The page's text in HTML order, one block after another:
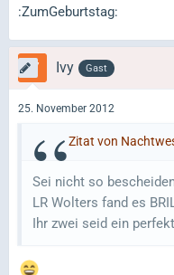
:ZumGeburtstag:
Ivy Gast
25. November 2012
Zitat von
Sei nicht so
LR Wolters fand es
Ihr zwei seid ein